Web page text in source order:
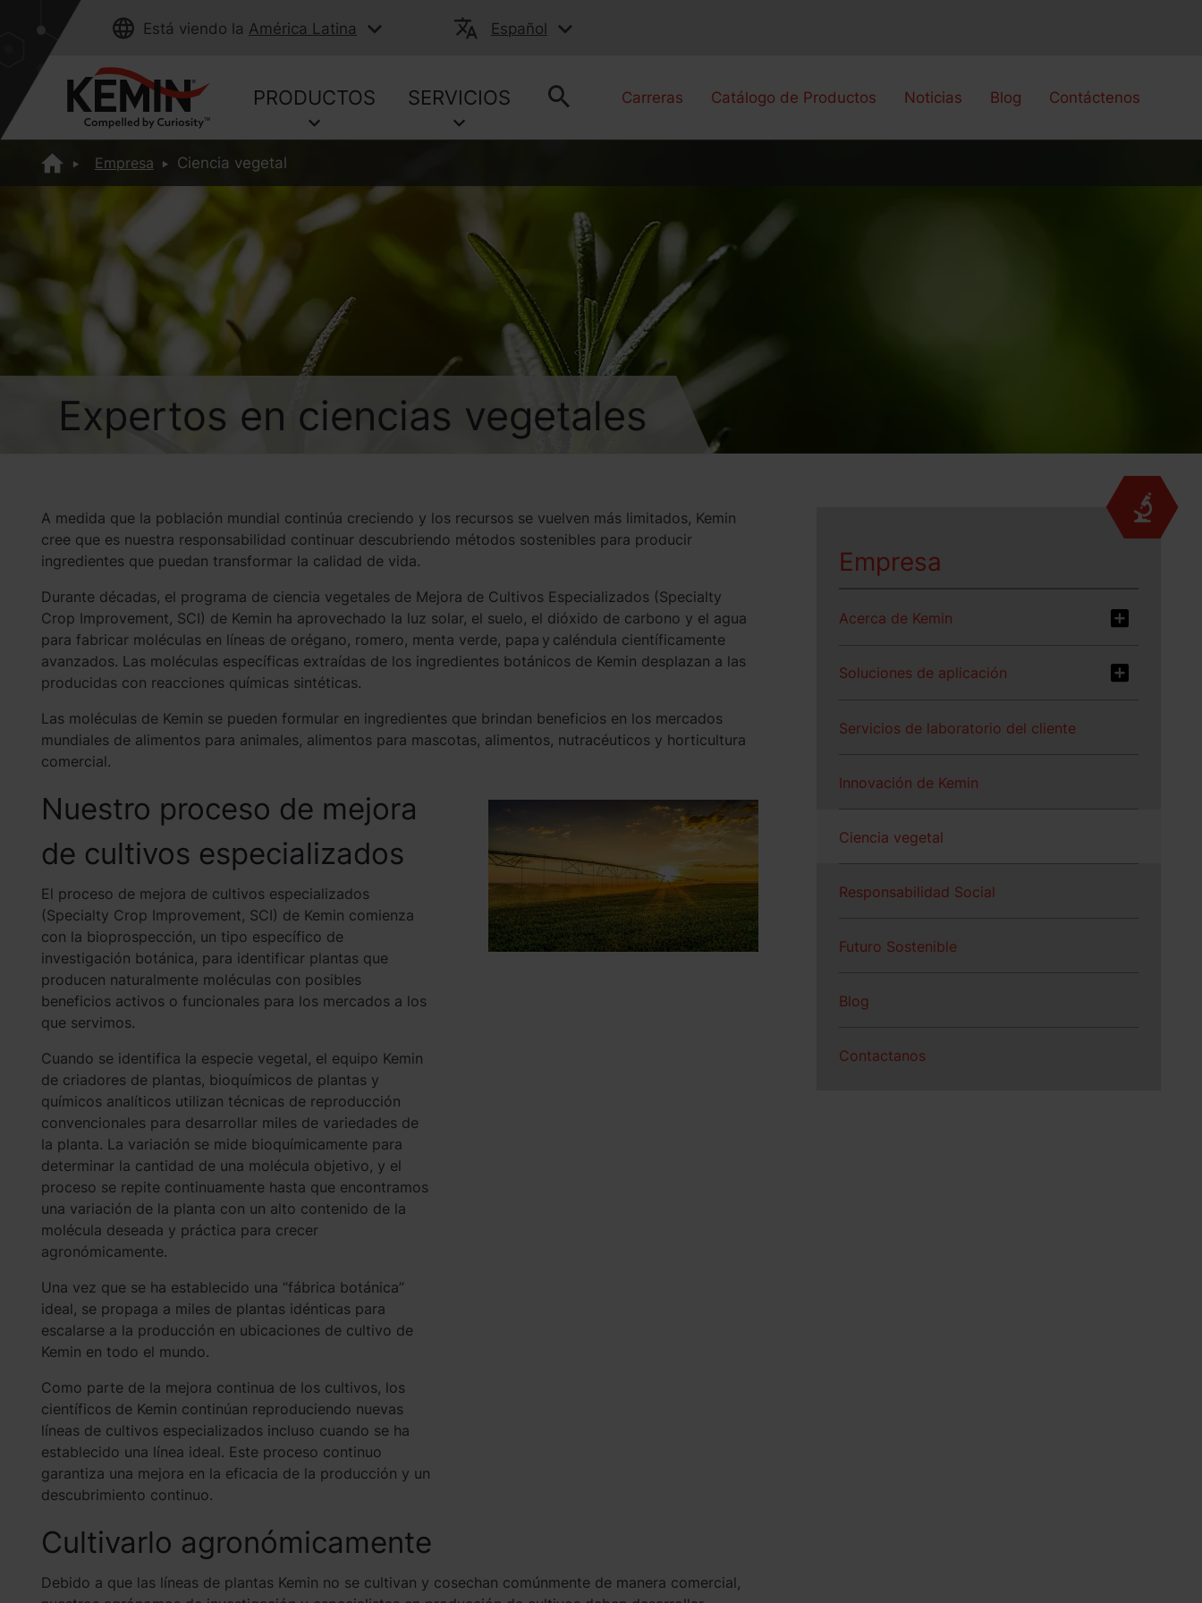
Está viendo la América Latina Español
PRODUCTOS SERVICIOS Carreras Catálogo de Productos Noticias Blog Contáctenos
Empresa Ciencia vegetal
Expertos en ciencias vegetales
A medida que la población mundial continúa creciendo y los recursos se vuelven más limitados, Kemin
cree que es nuestra responsabilidad continuar descubriendo métodos sostenibles para producir
ingredientes que puedan transformar la calidad de vida.
Durante décadas, el programa de ciencia vegetales de Mejora de Cultivos Especializados (Specialty
Crop Improvement, SCI) de Kemin ha aprovechado la luz solar, el suelo, el dióxido de carbono y el agua
para fabricar moléculas en líneas de orégano, romero, menta verde, papa y caléndula científicamente
avanzados. Las moléculas específicas extraídas de los ingredientes botánicos de Kemin desplazan a las
producidas con reacciones químicas sintéticas.
Las moléculas de Kemin se pueden formular en ingredientes que brindan beneficios en los mercados
mundiales de alimentos para animales, alimentos para mascotas, alimentos, nutracéuticos y horticultura
comercial.
Nuestro proceso de mejora
de cultivos especializados
El proceso de mejora de cultivos especializados
(Specialty Crop Improvement, SCI) de Kemin comienza
con la bioprospección, un tipo específico de
investigación botánica, para identificar plantas que
producen naturalmente moléculas con posibles
beneficios activos o funcionales para los mercados a los
que servimos.
Cuando se identifica la especie vegetal, el equipo Kemin
de criadores de plantas, bioquímicos de plantas y
químicos analíticos utilizan técnicas de reproducción
convencionales para desarrollar miles de variedades de
la planta. La variación se mide bioquímicamente para
determinar la cantidad de una molécula objetivo, y el
proceso se repite continuamente hasta que encontramos
una variación de la planta con un alto contenido de la
molécula deseada y práctica para crecer
agronómicamente.
Una vez que se ha establecido una “fábrica botánica”
ideal, se propaga a miles de plantas idénticas para
escalarse a la producción en ubicaciones de cultivo de
Kemin en todo el mundo.
Como parte de la mejora continua de los cultivos, los
científicos de Kemin continúan reproduciendo nuevas
líneas de cultivos especializados incluso cuando se ha
establecido una línea ideal. Este proceso continuo
garantiza una mejora en la eficacia de la producción y un
descubrimiento continuo.
Cultivarlo agronómicamente
Debido a que las líneas de plantas Kemin no se cultivan y cosechan comúnmente de manera comercial,
Empresa
Acerca de Kemin
Soluciones de aplicación
Servicios de laboratorio del cliente
Innovación de Kemin
Ciencia vegetal
Responsabilidad Social
Futuro Sostenible
Blog
Contactanos